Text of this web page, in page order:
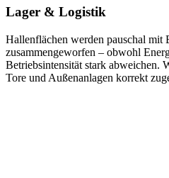
Lager & Logistik
Hallenflächen werden pauschal mit
zusammengeworfen – obwohl
Betriebsintensität stark abweichen.
Tore und Außenanlagen korrekt